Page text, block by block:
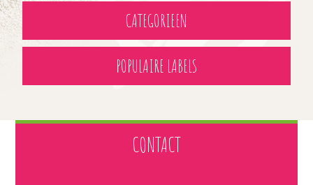
CATEGORIEEN
POPULAIRE LABELS
CONTACT